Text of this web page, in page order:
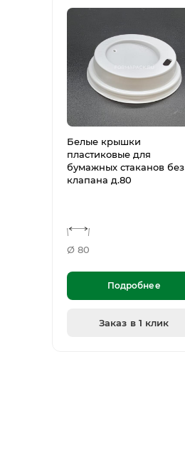
Белые крышки
пластиковые для
бумажных стаканов без
клапана д.80
Ø 80
Подробнее
Заказ в 1 клик